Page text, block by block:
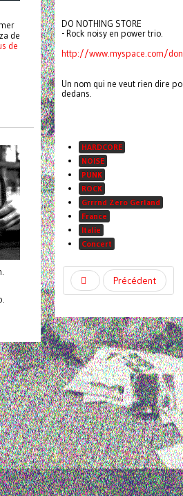
DO NOTHING STORE
- Rock noisy en power trio.
http://www.myspace.com/
Un nom qui ne veut rien dire
dedans.
HARDCORE
NOISE
PUNK
ROCK
Grrrnd Zero Gerland
France
Italie
Concert
Précédent
de
de